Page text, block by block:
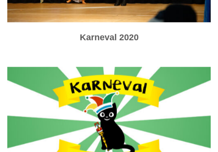
Karneval 2020